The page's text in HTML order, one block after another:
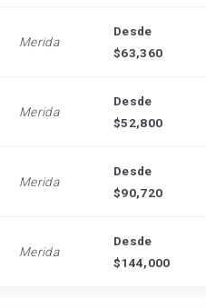
Merida
Desde
$63,360
Merida
Desde
$52,800
Merida
Desde
$90,720
Merida
Desde
$144,000